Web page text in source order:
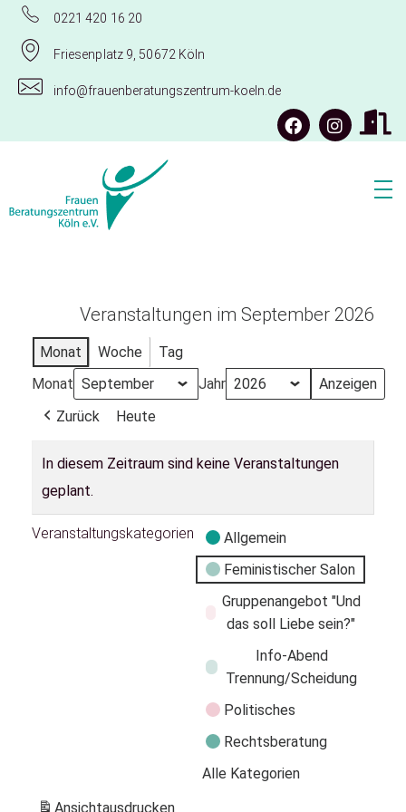
0221 420 16 20
Friesenplatz 9, 50672 Köln
info@frauenberatungszentrum-koeln.de
Veranstaltungen im September 2026
Monat Woche
Tag
Monat
Jahr
Zurück
Heute
In diesem Zeitraum sind keine Veranstaltungen
geplant.
Veranstaltungskategorien
Allgemein
Feministischer Salon
Gruppenangebot "Und
das soll Liebe sein?"
Info-Abend
Trennung/Scheidung
Politisches
Rechtsberatung
Alle Kategorien
Ansichtausdrucken